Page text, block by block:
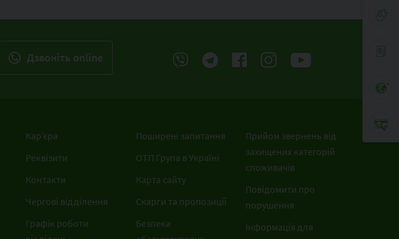
Дзвонiть online
Кар’єра
Реквізити
Контакти
Чергові відділення
Графік роботи
Поширені запитання
ОТП Група в Україні
Карта сайту
Скарги та пропозиції
Безпека
Прийом звернень від
захищених категорій
споживачів
Повідомити про
порушення
Інформація для